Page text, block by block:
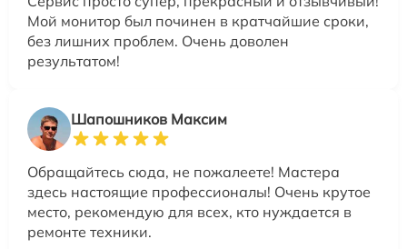
Мой монитор был починен в кратчайшие сроки,
без лишних проблем. Очень доволен
результатом!
Шапошников Максим
Обращайтесь сюда, не пожалеете! Мастера
здесь настоящие профессионалы! Очень крутое
место, рекомендую для всех, кто нуждается в
ремонте техники.